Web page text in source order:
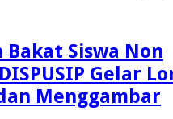
Siswa Non
Gelar
Menggambar